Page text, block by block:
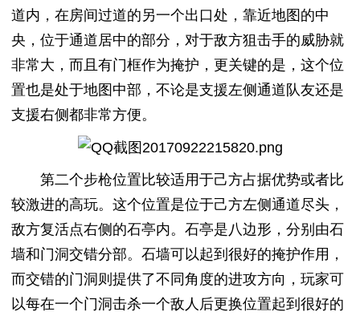
道内，在房间过道的另一个出口处，靠近地图的中
央，位于通道居中的部分，对于敌方狙击手的威胁就
非常大，而且有门框作为掩护，更关键的是，这个位
置也是处于地图中部，不论是支援左侧通道队友还是
支援右侧都非常方便。
第二个步枪位置比较适用于己方占据优势或者比
较激进的高玩。这个位置是位于己方左侧通道尽头，
敌方复活点右侧的石亭内。石亭是八边形，分别由石
墙和门洞交错分部。石墙可以起到很好的掩护作用，
而交错的门洞则提供了不同角度的进攻方向，玩家可
以每在一个门洞击杀一个敌人后更换位置起到很好的